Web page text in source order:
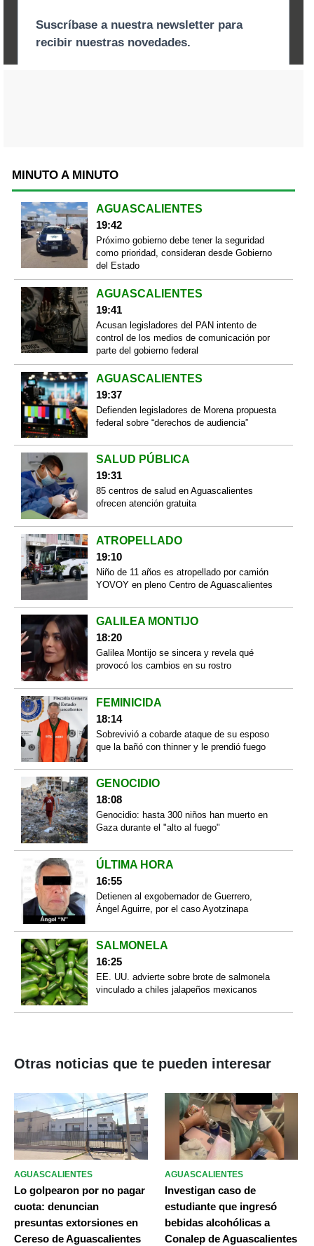
MINUTO A MINUTO
AGUASCALIENTES
19:42
Próximo gobierno debe tener la seguridad
como prioridad, consideran desde Gobierno
del Estado
AGUASCALIENTES
19:41
Acusan legisladores del PAN intento de
control de los medios de comunicación por
parte del gobierno federal
AGUASCALIENTES
19:37
Defienden legisladores de Morena propuesta
federal sobre “derechos de audiencia”
SALUD PÚBLICA
19:31
85 centros de salud en Aguascalientes
ofrecen atención gratuita
ATROPELLADO
19:10
Niño de 11 años es atropellado por camión
YOVOY en pleno Centro de Aguascalientes
GALILEA MONTIJO
18:20
Galilea Montijo se sincera y revela qué
provocó los cambios en su rostro
FEMINICIDA
18:14
Sobrevivió a cobarde ataque de su esposo
que la bañó con thinner y le prendió fuego
GENOCIDIO
18:08
Genocidio: hasta 300 niños han muerto en
Gaza durante el "alto al fuego"
ÚLTIMA HORA
16:55
Detienen al exgobernador de Guerrero,
Ángel Aguirre, por el caso Ayotzinapa
SALMONELA
16:25
EE. UU. advierte sobre brote de salmonela
vinculado a chiles jalapeños mexicanos
Otras noticias que te pueden interesar
AGUASCALIENTES
Lo golpearon por no pagar
cuota: denuncian
presuntas extorsiones en
Cereso de Aguascalientes
AGUASCALIENTES
Investigan caso de
estudiante que ingresó
bebidas alcohólicas a
Conalep de Aguascalientes